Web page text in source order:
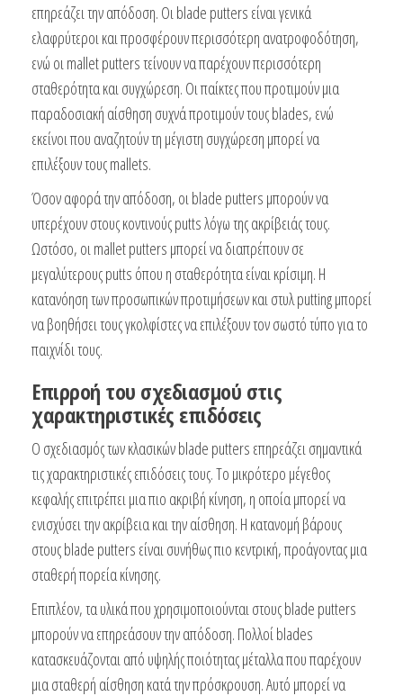
επηρεάζει την απόδοση. Οι blade putters είναι γενικά
ελαφρύτεροι και προσφέρουν περισσότερη ανατροφοδότηση,
ενώ οι mallet putters τείνουν να παρέχουν περισσότερη
σταθερότητα και συγχώρεση. Οι παίκτες που προτιμούν μια
παραδοσιακή αίσθηση συχνά προτιμούν τους blades, ενώ
εκείνοι που αναζητούν τη μέγιστη συγχώρεση μπορεί να
επιλέξουν τους mallets.
Όσον αφορά την απόδοση, οι blade putters μπορούν να
υπερέχουν στους κοντινούς putts λόγω της ακρίβειάς τους.
Ωστόσο, οι mallet putters μπορεί να διαπρέπουν σε
μεγαλύτερους putts όπου η σταθερότητα είναι κρίσιμη. Η
κατανόηση των προσωπικών προτιμήσεων και στυλ putting μπορεί
να βοηθήσει τους γκολφίστες να επιλέξουν τον σωστό τύπο για το
παιχνίδι τους.
Επιρροή του σχεδιασμού στις
χαρακτηριστικές επιδόσεις
Ο σχεδιασμός των κλασικών blade putters επηρεάζει σημαντικά
τις χαρακτηριστικές επιδόσεις τους. Το μικρότερο μέγεθος
κεφαλής επιτρέπει μια πιο ακριβή κίνηση, η οποία μπορεί να
ενισχύσει την ακρίβεια και την αίσθηση. Η κατανομή βάρους
στους blade putters είναι συνήθως πιο κεντρική, προάγοντας μια
σταθερή πορεία κίνησης.
Επιπλέον, τα υλικά που χρησιμοποιούνται στους blade putters
μπορούν να επηρεάσουν την απόδοση. Πολλοί blades
κατασκευάζονται από υψηλής ποιότητας μέταλλα που παρέχουν
μια σταθερή αίσθηση κατά την πρόσκρουση. Αυτό μπορεί να